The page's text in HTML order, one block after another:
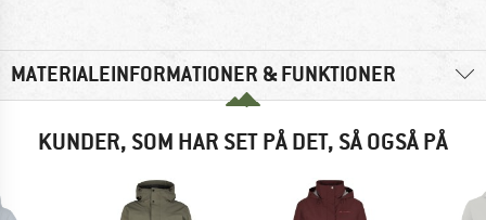
MATERIALEINFORMATIONER & FUNKTIONER
KUNDER, SOM HAR SET PÅ DET, SÅ OGSÅ PÅ